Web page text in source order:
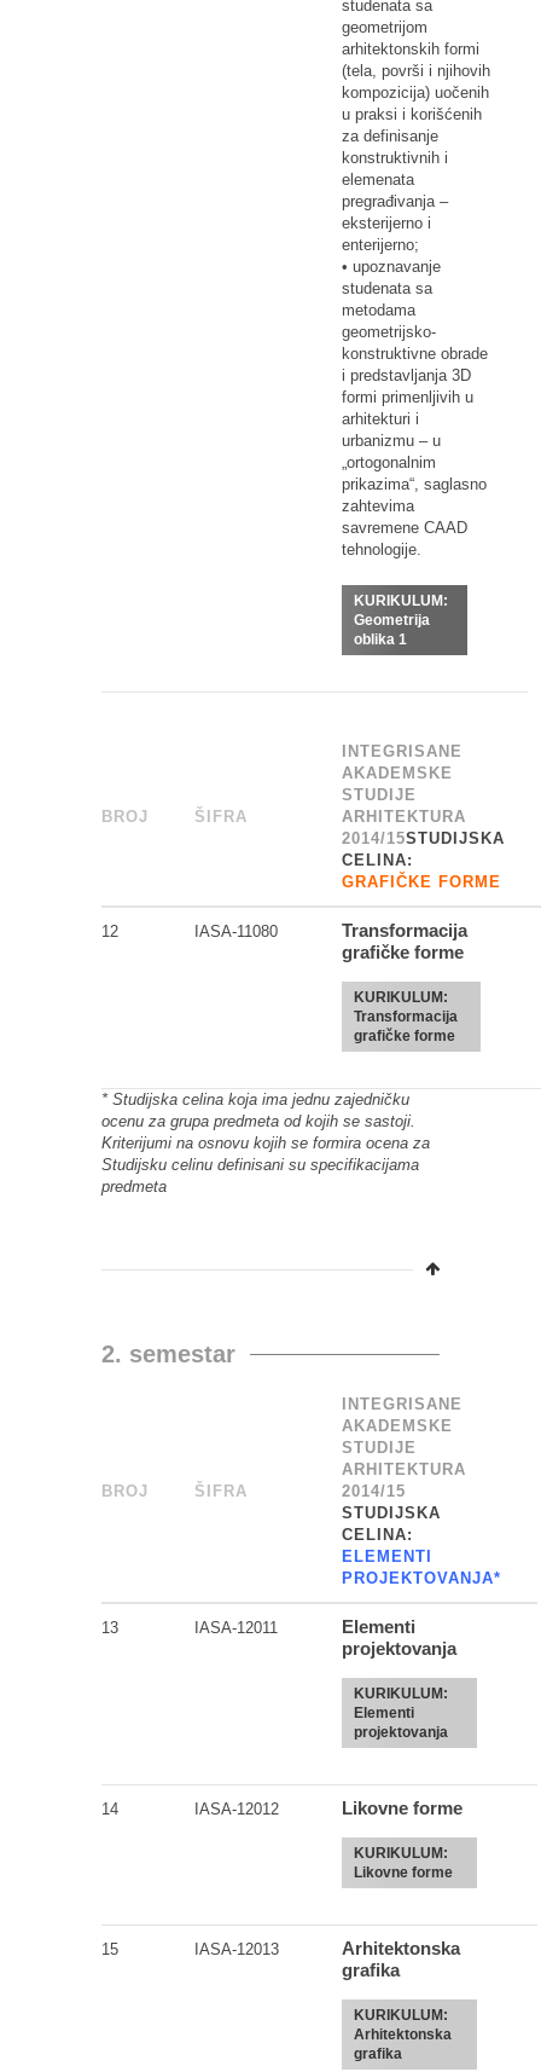
studenata sa
geometrijom
arhitektonskih formi
(tela, površi i njihovih
kompozicija) uočenih
u praksi i korišćenih
za definisanje
konstruktivnih i
elemenata
pregrađivanja –
eksterijerno i
enterijerno;
• upoznavanje
studenata sa
metodama
geometrijsko-
konstruktivne obrade
i predstavljanja 3D
formi primenljivih u
arhitekturi i
urbanizmu – u
„ortogonalnim
prikazima“, saglasno
zahtevima
savremene CAAD
tehnologije.
KURIKULUM:
Geometrija
oblika 1
BROJ ŠIFRA
INTEGRISANE
AKADEMSKE
STUDIJE
ARHITEKTURA
2014/15STUDIJSKA
CELINA:
GRAFIČKE FORME
12 IASA-11080
Transformacija
grafičke forme
KURIKULUM:
Transformacija
grafičke forme
* Studijska celina koja ima jednu zajedničku
ocenu za grupa predmeta od kojih se sastoji.
Kriterijumi na osnovu kojih se formira ocena za
Studijsku celinu definisani su specifikacijama
predmeta
2. semestar
BROJ ŠIFRA
INTEGRISANE
AKADEMSKE
STUDIJE
ARHITEKTURA
2014/15
STUDIJSKA
CELINA:
ELEMENTI
PROJEKTOVANJA*
13 IASA-12011
Elementi
projektovanja
KURIKULUM:
Elementi
projektovanja
14 IASA-12012 Likovne forme
KURIKULUM:
Likovne forme
15 IASA-12013
Arhitektonska
grafika
KURIKULUM:
Arhitektonska
grafika